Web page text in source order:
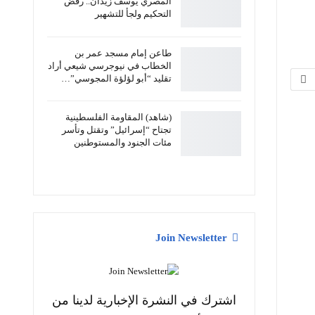
التحكيم ولجأ للتشهير
طاعن إمام مسجد عمر بن
الخطاب في نيوجرسي شيعي أراد
تقليد “أبو لؤلؤة المجوسي”…
(شاهد) المقاومة الفلسطينية
تجتاح “إسرائيل” وتقتل وتأسر
مئات الجنود والمستوطنين
Join Newsletter
اشترك في النشرة الإخبارية لدينا من